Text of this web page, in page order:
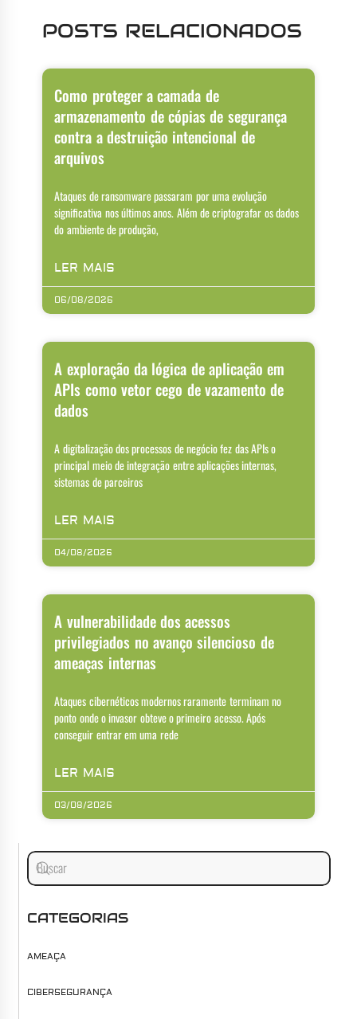
POSTS RELACIONADOS
Como proteger a camada de
armazenamento de cópias de segurança
contra a destruição intencional de
arquivos
Ataques de ransomware passaram por uma evolução
significativa nos últimos anos. Além de criptografar os dados
do ambiente de produção,
LER MAIS
06/08/2026
A exploração da lógica de aplicação em
APIs como vetor cego de vazamento de
dados
A digitalização dos processos de negócio fez das APIs o
principal meio de integração entre aplicações internas,
sistemas de parceiros
LER MAIS
04/08/2026
A vulnerabilidade dos acessos
privilegiados no avanço silencioso de
ameaças internas
Ataques cibernéticos modernos raramente terminam no
ponto onde o invasor obteve o primeiro acesso. Após
conseguir entrar em uma rede
LER MAIS
03/08/2026
CATEGORIAS
AMEAÇA
CIBERSEGURANÇA